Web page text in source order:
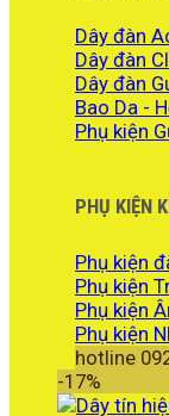
Dây đàn
Dây đàn
Dây đàn
Bao Da -
Phụ kiện
PHỤ KIỆN
Phụ kiện
Phụ kiện
Phụ kiện
Phụ kiện
hotline
-17%